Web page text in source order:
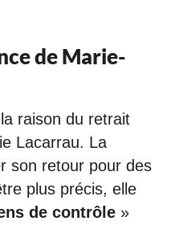
de Marie-
raison du retrait
Lacarrau. La
son retour pour des
plus précis, elle
de contrôle »